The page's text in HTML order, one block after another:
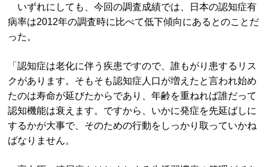
いずれにしても、今回の調査成績では、日本の認知症有
病率は2012年の調査時に比べて低下傾向にあるとのことだ
った。
「認知症は老化に伴う疾患ですので、誰もがり患するリス
クがあります。そもそも認知症人口が増えたと言われ始め
たのは寿命が延びたからであり、年齢を重ねれば誰だって
認知機能は衰えます。ですから、いかに発症を先延ばしに
するかが大事で、そのための行動をしっかり取っていかね
ばなりません。